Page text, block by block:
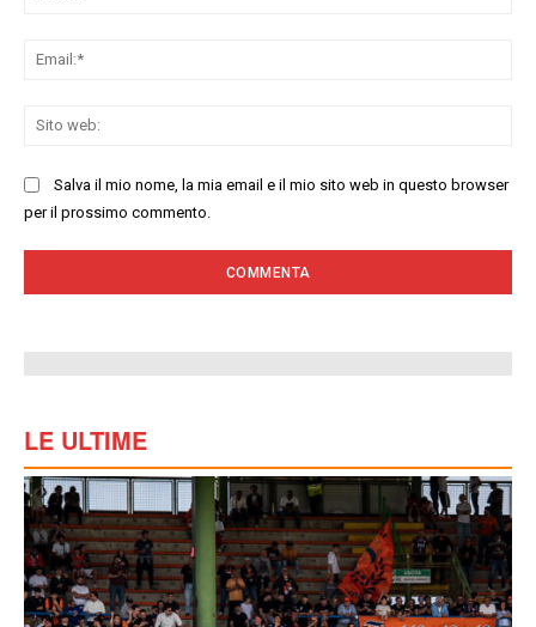
Salva il mio nome, la mia email e il mio sito web in questo browser
per il prossimo commento.
LE ULTIME